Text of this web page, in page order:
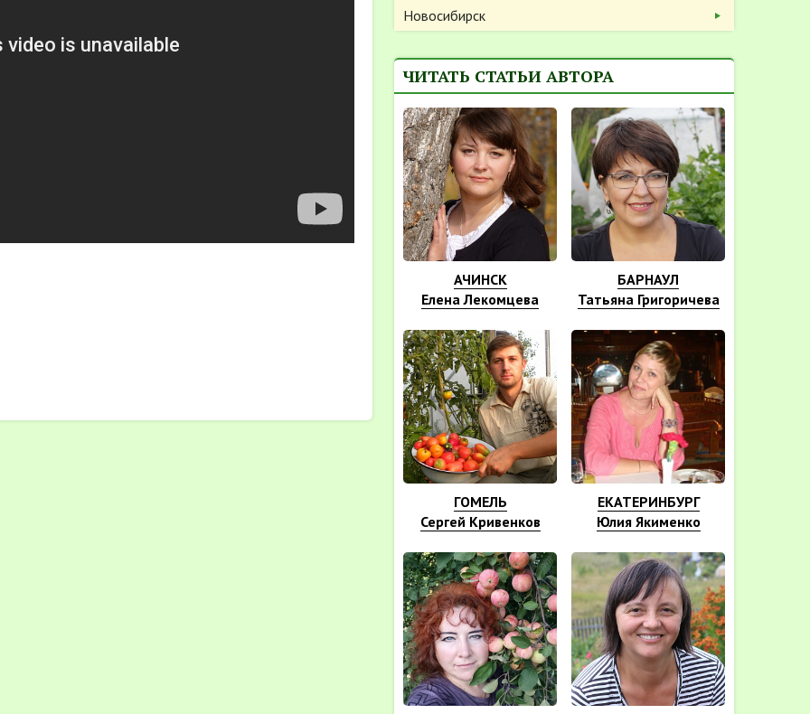
Новосибирск
ЧИТАТЬ СТАТЬИ АВТОРА
АЧИНСК
Елена Лекомцева
БАРНАУЛ
Татьяна Григоричева
ГОМЕЛЬ
Сергей Кривенков
ЕКАТЕРИНБУРГ
Юлия Якименко